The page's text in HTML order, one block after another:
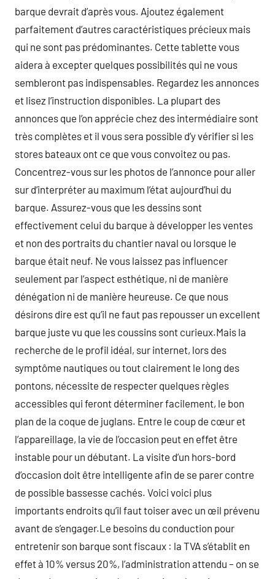
barque devrait d’après vous. Ajoutez également
parfaitement d’autres caractéristiques précieux mais
qui ne sont pas prédominantes. Cette tablette vous
aidera à excepter quelques possibilités qui ne vous
sembleront pas indispensables. Regardez les annonces
et lisez l’instruction disponibles. La plupart des
annonces que l’on apprécie chez des intermédiaire sont
très complètes et il vous sera possible d’y vérifier si les
stores bateaux ont ce que vous convoitez ou pas.
Concentrez-vous sur les photos de l’annonce pour aller
sur d’interpréter au maximum l’état aujourd’hui du
barque. Assurez-vous que les dessins sont
effectivement celui du barque à développer les ventes
et non des portraits du chantier naval ou lorsque le
barque était neuf. Ne vous laissez pas influencer
seulement par l’aspect esthétique, ni de manière
dénégation ni de manière heureuse. Ce que nous
désirons dire est qu’il ne faut pas repousser un excellent
barque juste vu que les coussins sont curieux.Mais la
recherche de le profil idéal, sur internet, lors des
symptôme nautiques ou tout clairement le long des
pontons, nécessite de respecter quelques règles
accessibles qui feront déterminer facilement, le bon
plan de la coque de juglans. Entre le coup de cœur et
l’appareillage, la vie de l’occasion peut en effet être
instable pour un débutant. La visite d’un hors-bord
d’occasion doit être intelligente afin de se parer contre
de possible bassesse cachés. Voici voici plus
importants endroits qu’il faut toiser avec un œil prévenu
avant de s’engager.Le besoins du conduction pour
entretenir son barque sont fiscaux : la TVA s’établit en
effet à 10% versus 20%, l’administration attendu – on se